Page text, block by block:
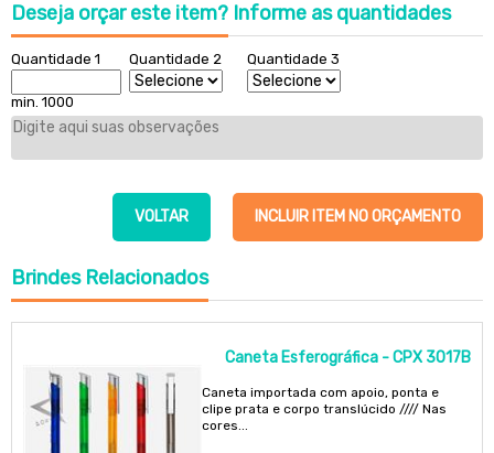
Deseja orçar este item? Informe as quantidades
Quantidade 1
min. 1000
Quantidade 2 Quantidade 3
INCLUIR ITEM NO ORÇAMENTO
VOLTAR
BrindesRelacionados
Caneta Esferográfica - CPX 3017B
Caneta importada com apoio, ponta e
clipe prata e corpo translúcido //// Nas
cores...